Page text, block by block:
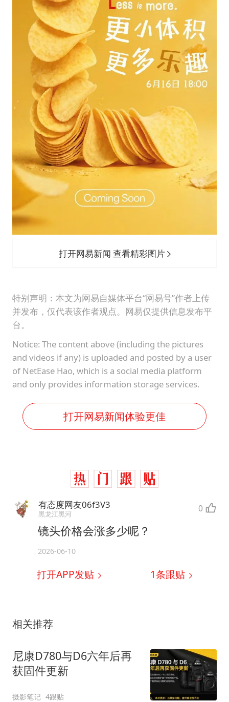
白海豚在海上打了个结
打开网易新闻 查看精彩图片
特别声明：本文为网易自媒体平台“网易号”作者上传
并发布，仅代表该作者观点。网易仅提供信息发布平
台。
Notice: The content above (including the pictures
and videos if any) is uploaded and posted by a user
of NetEase Hao, which is a social media platform
and only provides information storage services.
打开网易新闻体验更佳
有态度网友06f3V3
黑龙江黑河 0
镜头价格会涨多少呢？
2026-06-10
打开APP发贴 1条跟贴
相关推荐
尼康D780与D6六年后再
获固件更新
摄影笔记 4跟贴